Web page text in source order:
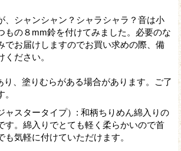
、シャンシャン？シャラシャラ？音は小
もの８mm鈴を付けてみました。必要のな
でお届けしますのでお買い求めの際、備
ださい。
、塗りむらがある場合があります。ご了
スタータイプ） : 和柄ちりめん綿入りの
す。綿入りでとても軽く柔らかいので首
気軽に付けていただけます。